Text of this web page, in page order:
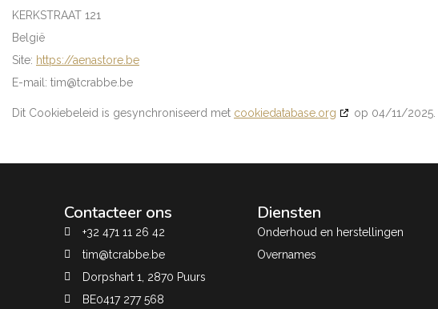
KERKSTRAAT 121
België
Site: https://aenastore.be
E-mail: tim@tcrabbe.be
Dit Cookiebeleid is gesynchroniseerd met cookiedatabase.org op 04/11/2025.
Contacteer ons
+32 471 11 26 42
tim@tcrabbe.be
Dorpshart 1, 2870 Puurs
BE0417 277 568
Diensten
Onderhoud en herstellingen
Overnames